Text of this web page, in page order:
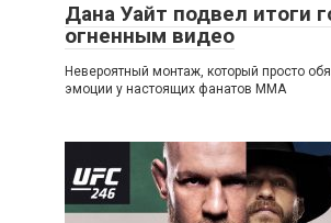
Дана Уайт подвел итоги
огненным видео
Невероятный монтаж, который просто
эмоции у настоящих фанатов ММА